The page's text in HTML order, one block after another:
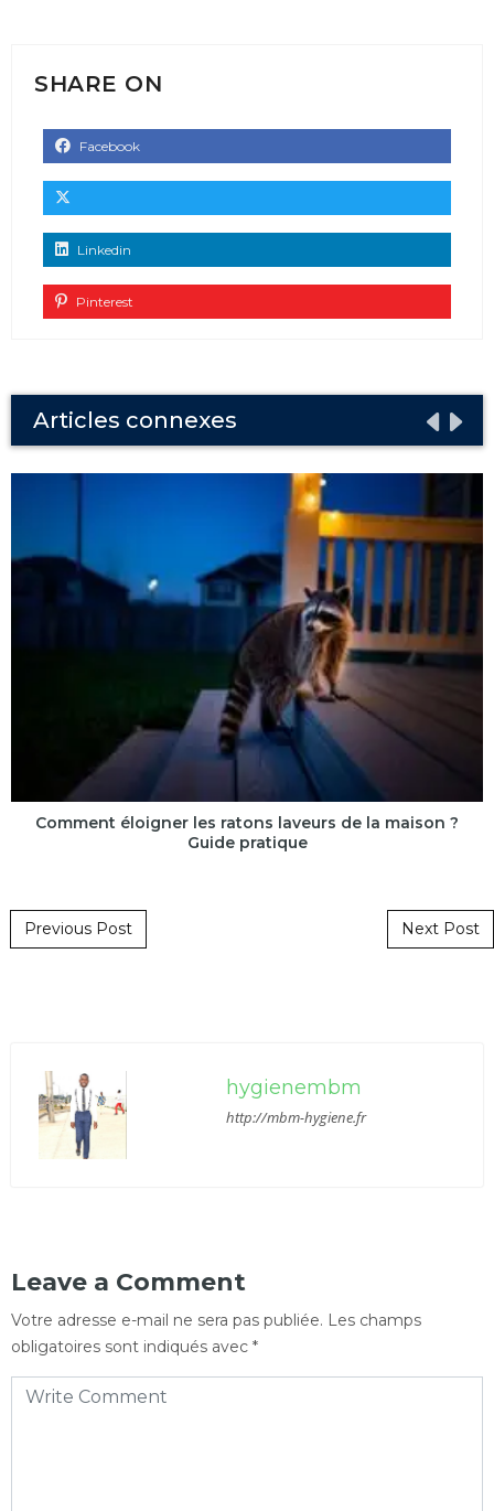
SHARE ON
Facebook
Linkedin
Pinterest
Articles connexes
Comment éloigner les ratons laveurs de la maison ?
Guide pratique
Post navigation
Previous Post Next Post
hygienembm
http://mbm-hygiene.fr
Leave a Comment
Votre adresse e-mail ne sera pas publiée. Les champs
obligatoires sont indiqués avec *